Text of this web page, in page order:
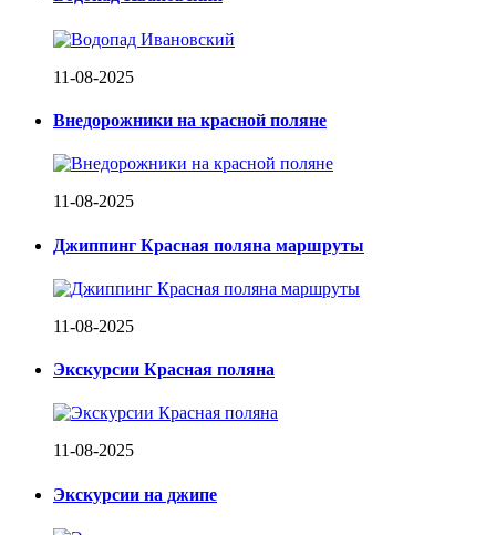
11-08-2025
Внедорожники на красной поляне
11-08-2025
Джиппинг Красная поляна маршруты
11-08-2025
Экскурсии Красная поляна
11-08-2025
Экскурсии на джипе